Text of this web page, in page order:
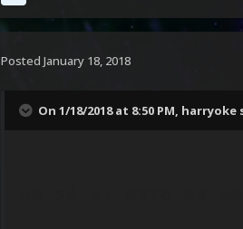
Posted January 18, 2018
On 1/18/2018 at 8:50 PM, harryoke